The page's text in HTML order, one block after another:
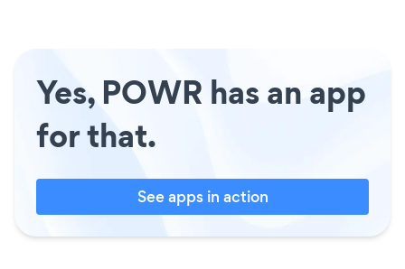
Yes, POWR has an app
for that.
See apps in action